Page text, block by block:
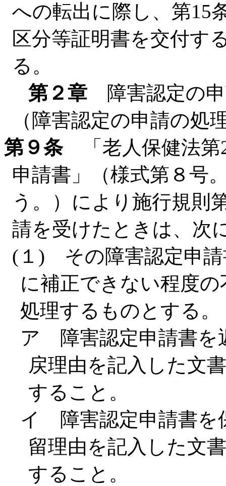
への転出に際し、第15
区分等証明書を交付す
る。
第２章 障害認定の
（障害認定の申請の処
第９条「老人保健法第
申請書」（様式第８号
う。）により施行規則
請を受けたときは、次
(１) その障害認定申請
に補正できない程度
処理するものとする。
ア 障害認定申請書を
戻理由を記入した文
すること。
イ 障害認定申請書を
留理由を記入した文
すること。